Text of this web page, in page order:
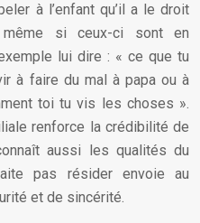
à l’enfant qu’il a le droit
même si ceux-ci sont en
lui dire : « ce que tu
à faire du mal à papa ou à
toi tu vis les choses ».
renforce la crédibilité de
aussi les qualités du
pas résider envoie au
et de sincérité.